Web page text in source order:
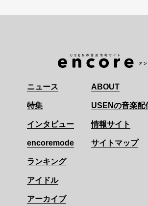
ニュース
特集
インタビュー
encoremode
ランキング
アイドル
アーカイブ
ABOUT
USENの音楽配
情報サイト
サイトマップ